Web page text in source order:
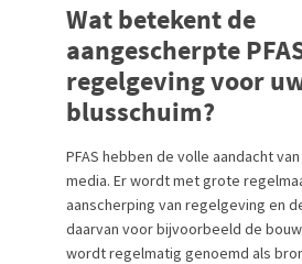
Wat betekent de
aangescherpte
regelgeving voor
blusschuim?
PFAS hebben de volle aandacht
media. Er wordt met grote
aanscherping van regelgeving en
daarvan voor bijvoorbeeld de
wordt regelmatig genoemd als bron